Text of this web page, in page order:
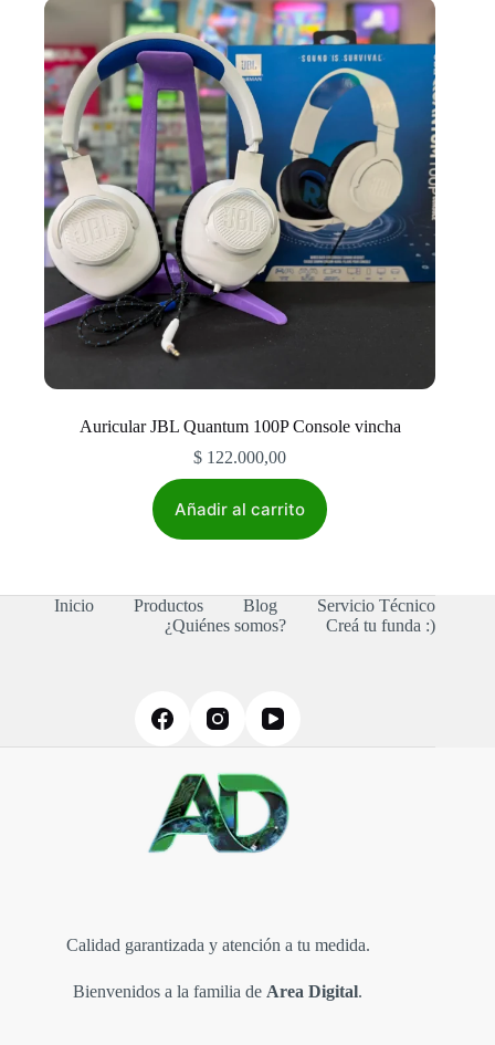
Las
opciones
se
pueden
elegir
en
la
página
producto
Auricular JBL Quantum 100P Console vincha
$ 122.000,00
Añadir al carrito
Inicio Productos Blog
Servicio Técnico
¿Quiénes somos?
Creá tu funda :)
Calidad garantizada y atención a tu medida.
Bienvenidos a la familia de Area Digital.